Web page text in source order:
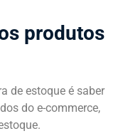
produtos
de estoque é saber
do e-commerce,